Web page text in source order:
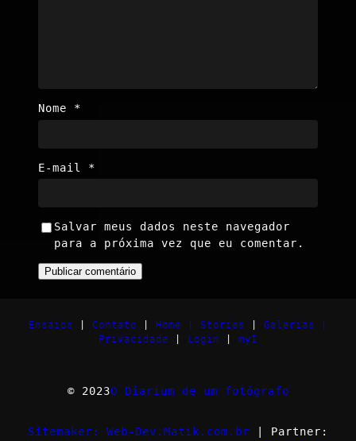
Nome *
E-mail *
Salvar meus dados neste navegador
para a próxima vez que eu comentar.
Ensaios Contato Home | Stories
Galerias |
Privacidade
Login myI
© 2023O Diarium de um fotógrafo
Sitemaker: Web-Dev.Matik.com.br | Partner: